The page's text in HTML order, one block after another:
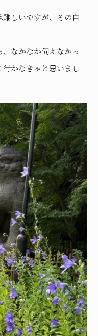
しいですが、その自
なかなか伺えなかっ
かなきゃと思いまし